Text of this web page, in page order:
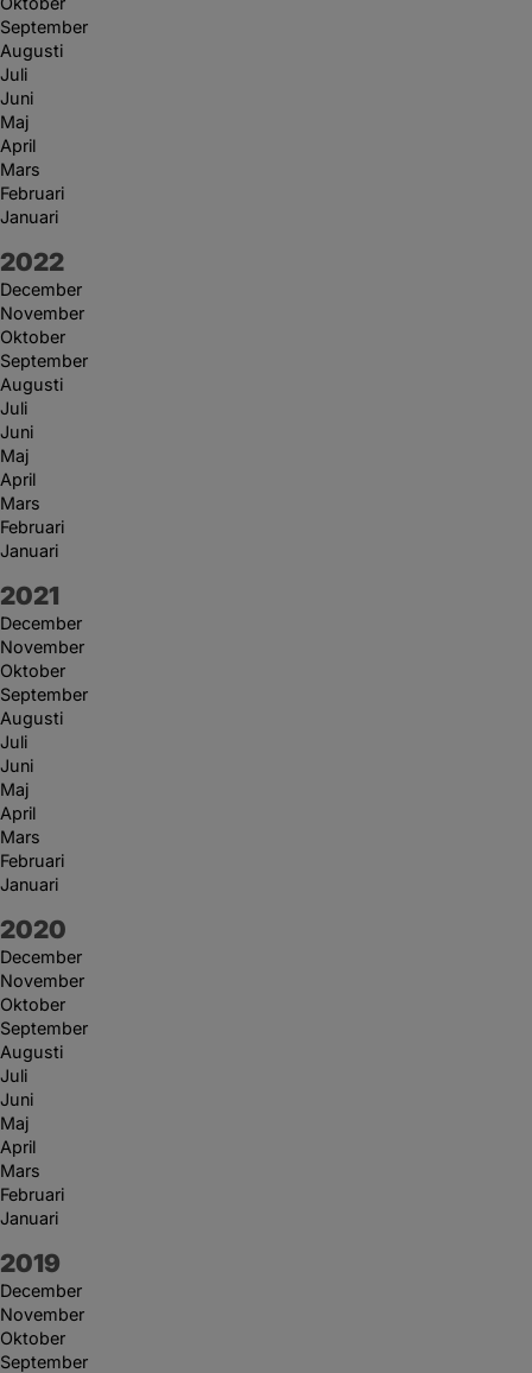
September
Augusti
Juli
Juni
Maj
April
Mars
Februari
Januari
År:
2022
December
November
Oktober
September
Augusti
Juli
Juni
Maj
April
Mars
Februari
Januari
År:
2021
December
November
Oktober
September
Augusti
Juli
Juni
Maj
April
Mars
Februari
Januari
År:
2020
December
November
Oktober
September
Augusti
Juli
Juni
Maj
April
Mars
Februari
Januari
År:
2019
December
November
Oktober
September